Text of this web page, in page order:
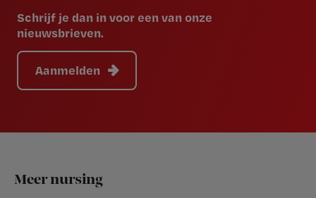
Schrijf je dan in voor een van onze
nieuwsbrieven.
Aanmelden
Footer
Meer nursing